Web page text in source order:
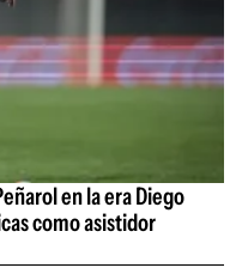
en la era Diego
como asistidor